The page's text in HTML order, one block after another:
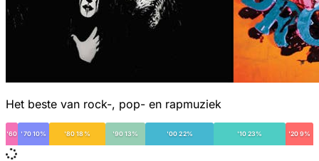
Het beste van rock-, pop- en rapmuziek
'60 '70 10% '80 18% '90 13% '00 22% '10 23% '20 9%